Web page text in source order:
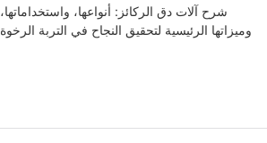
شرح آلات دق الركائز: أنواعها، واستخداماتها،
وميزاتها الرئيسية لتحقيق النجاح في التربة الرخوة